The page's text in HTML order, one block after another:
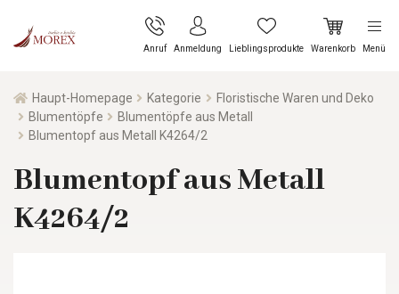
Anruf Anmeldung Lieblingsprodukte Warenkorb Menü
Haupt-Homepage Kategorie
Floristische Waren und Deko
Blumentöpfe
Blumentöpfe aus Metall
Blumentopf aus Metall K4264/2
Blumentopf aus Metall
K4264/2